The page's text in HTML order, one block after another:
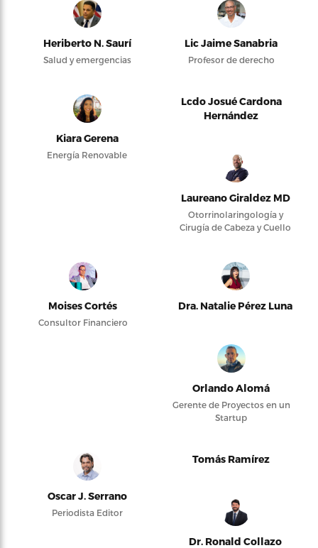
Heriberto N. Saurí
Salud y emergencias
Lic Jaime Sanabria
Profesor de derecho
Kiara Gerena
Energía Renovable
Lcdo Josué Cardona
Hernández
Laureano Giraldez MD
Otorrinolaringología y
Cirugía de Cabeza y Cuello
Moises Cortés
Consultor Financiero
Dra. Natalie Pérez Luna
Orlando Alomá
Gerente de Proyectos en un
Startup
Oscar J. Serrano
Periodista Editor
Tomás Ramírez
Dr. Ronald Collazo